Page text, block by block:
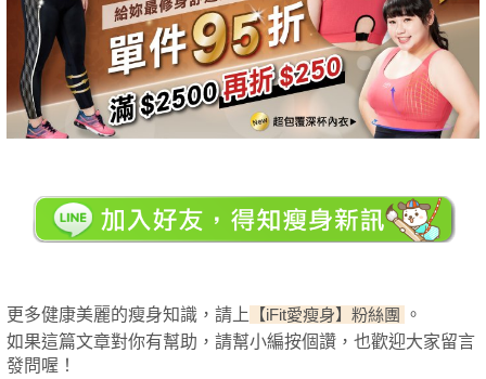
更多健康美麗的瘦身知識，請上 【iFit愛瘦身】粉絲團
。
如果這篇文章對你有幫助，請幫小編按個讚，也歡迎大家留言
發問喔！